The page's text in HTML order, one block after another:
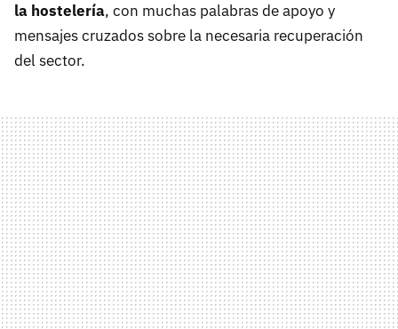
la hostelería, con muchas palabras de apoyo y
mensajes cruzados sobre la necesaria recuperación
del sector.